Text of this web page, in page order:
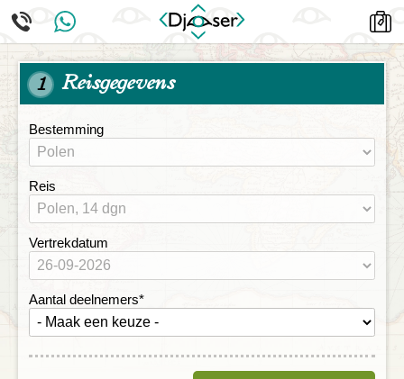
1 Reisgegevens
Bestemming
Reis
Vertrekdatum
Aantal deelnemers*